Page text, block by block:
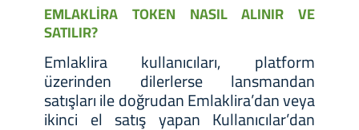
EMLAKLİRA TOKEN NASIL ALINIR VE
SATILIR?
Emlaklira kullanıcıları, platform
üzerinden dilerlerse lansmandan
satışları ile doğrudan Emlaklira’dan veya
ikinci el satış yapan Kullanıcılar’dan